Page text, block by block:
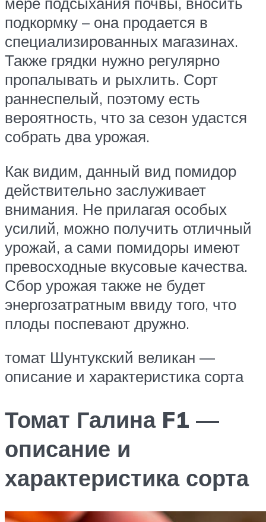
подкормку – она продается в
специализированных магазинах.
Также грядки нужно регулярно
пропалывать и рыхлить. Сорт
раннеспелый, поэтому есть
вероятность, что за сезон удастся
собрать два урожая.
Как видим, данный вид помидор
действительно заслуживает
внимания. Не прилагая особых
усилий, можно получить отличный
урожай, а сами помидоры имеют
превосходные вкусовые качества.
Сбор урожая также не будет
энергозатратным ввиду того, что
плоды поспевают дружно.
томат Шунтукский великан —
описание и характеристика сорта
Томат Галина F1 —
описание и
характеристика сорта